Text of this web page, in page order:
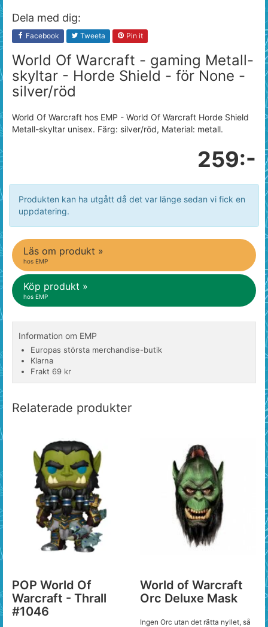
Dela med dig:
Facebook Tweeta Pin it
World Of Warcraft - gaming Metall-
skyltar - Horde Shield - för None -
silver/röd
World Of Warcraft hos EMP - World Of Warcraft Horde Shield
Metall-skyltar unisex. Färg: silver/röd, Material: metall.
259:-
Produkten kan ha utgått då det var länge sedan vi fick en
uppdatering.
Läs om produkt »
hos EMP
Köp produkt »
hos EMP
Information om EMP
Europas största merchandise-butik
Klarna
Frakt 69 kr
Relaterade produkter
POP World Of
Warcraft - Thrall
#1046
World of Warcraft
Orc Deluxe Mask
Ingen Orc utan det rätta nyllet, så